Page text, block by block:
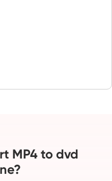
MP4 to dvd